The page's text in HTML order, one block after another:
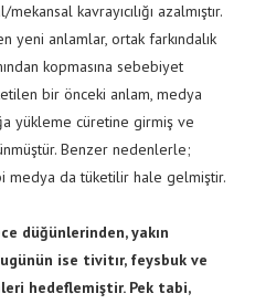
kavrayıcılığı azalmıştır.
yeni anlamlar, ortak farkındalık
kopmasına sebebiyet
bir önceki anlam, medya
yükleme cüretine girmiş ve
Benzer nedenlerle;
medya da tüketilir hale gelmiştir.
düğünlerinden, yakın
ise tivitır, feysbuk ve
hedeflemiştir. Pek tabi,